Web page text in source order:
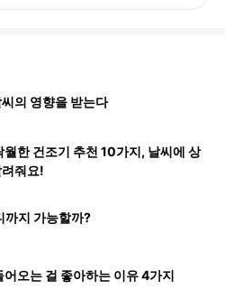
의 영향을 받는다
월한 건조기 추천 10가지, 날씨에 상
줘요!
까지 가능할까?
어오는 걸 좋아하는 이유 4가지